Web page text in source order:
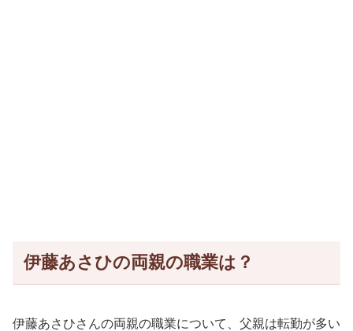
伊藤あさひの両親の職業は？
伊藤あさひさんの両親の職業について、父親は転勤が多い